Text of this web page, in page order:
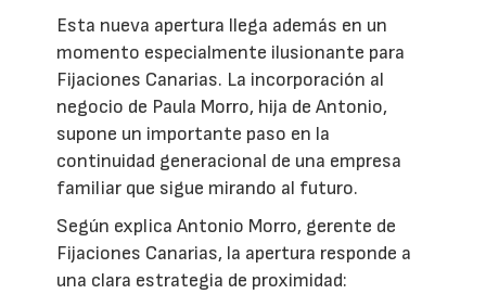
Esta nueva apertura llega además en un
momento especialmente ilusionante para
Fijaciones Canarias. La incorporación al
negocio de Paula Morro, hija de Antonio,
supone un importante paso en la
continuidad generacional de una empresa
familiar que sigue mirando al futuro.
Según explica Antonio Morro, gerente de
Fijaciones Canarias, la apertura responde a
una clara estrategia de proximidad: